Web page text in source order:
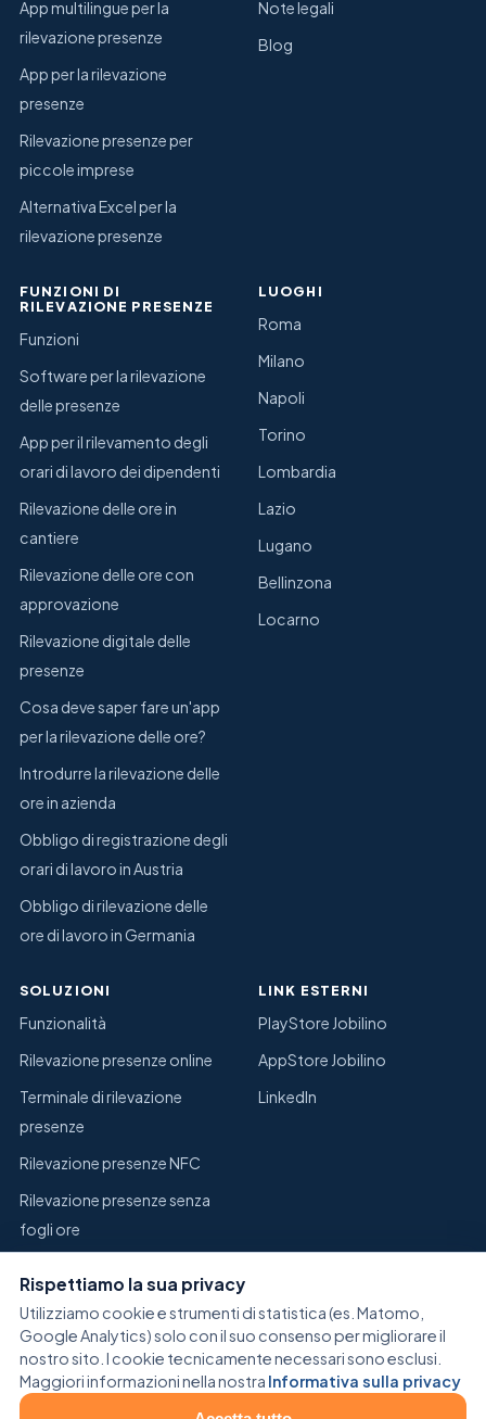
App multilingue per la
rilevazione presenze
App per la rilevazione
presenze
Rilevazione presenze per
piccole imprese
Alternativa Excel per la
rilevazione presenze
Note legali
Blog
FUNZIONI DI
RILEVAZIONE PRESENZE
Funzioni
Software per la rilevazione
delle presenze
App per il rilevamento degli
orari di lavoro dei dipendenti
Rilevazione delle ore in
cantiere
Rilevazione delle ore con
approvazione
Rilevazione digitale delle
presenze
Cosa deve saper fare un'app
per la rilevazione delle ore?
Introdurre la rilevazione delle
ore in azienda
Obbligo di registrazione degli
orari di lavoro in Austria
Obbligo di rilevazione delle
ore di lavoro in Germania
LUOGHI
Roma
Milano
Napoli
Torino
Lombardia
Lazio
Lugano
Bellinzona
Locarno
SOLUZIONI
Funzionalità
Rilevazione presenze online
Terminale di rilevazione
presenze
Rilevazione presenze NFC
Rilevazione presenze senza
fogli ore
rilevazione presenze
Gestione del magazzino
LINK ESTERNI
PlayStore Jobilino
AppStore Jobilino
LinkedIn
Rispettiamo la sua privacy
Utilizziamo cookie e strumenti di statistica (es. Matomo,
Google Analytics) solo con il suo consenso per migliorare il
nostro sito. I cookie tecnicamente necessari sono esclusi.
Maggiori informazioni nella nostra Informativa sulla privacy